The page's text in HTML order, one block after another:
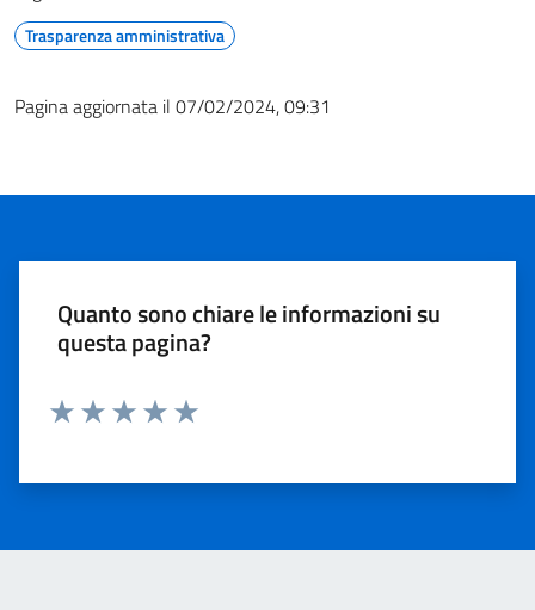
Trasparenza amministrativa
Pagina aggiornata il 07/02/2024, 09:31
Quanto sono chiare le informazioni su
questa pagina?